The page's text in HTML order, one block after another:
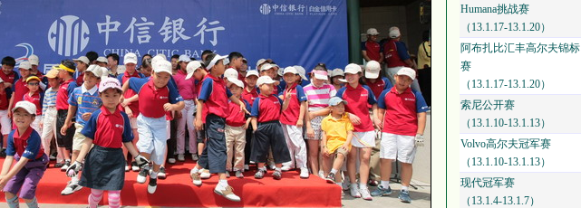
Humana挑战赛
（13.1.17-13.1.20）
阿布扎比汇丰高尔夫锦标
赛
（13.1.17-13.1.20）
索尼公开赛
（13.1.10-13.1.13）
Volvo高尔夫冠军赛
（13.1.10-13.1.13）
现代冠军赛
（13.1.4-13.1.7）